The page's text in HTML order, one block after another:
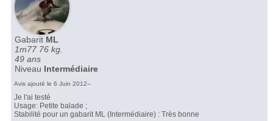
Gabarit ML
1m77 76 kg.
49 ans
Niveau Intermédiaire
Avis ajouté le 6 Juin 2012--
Je l'ai testé
Usage: Petite balade ;
Stabilité pour un gabarit ML (Intermédiaire) : Très bonne